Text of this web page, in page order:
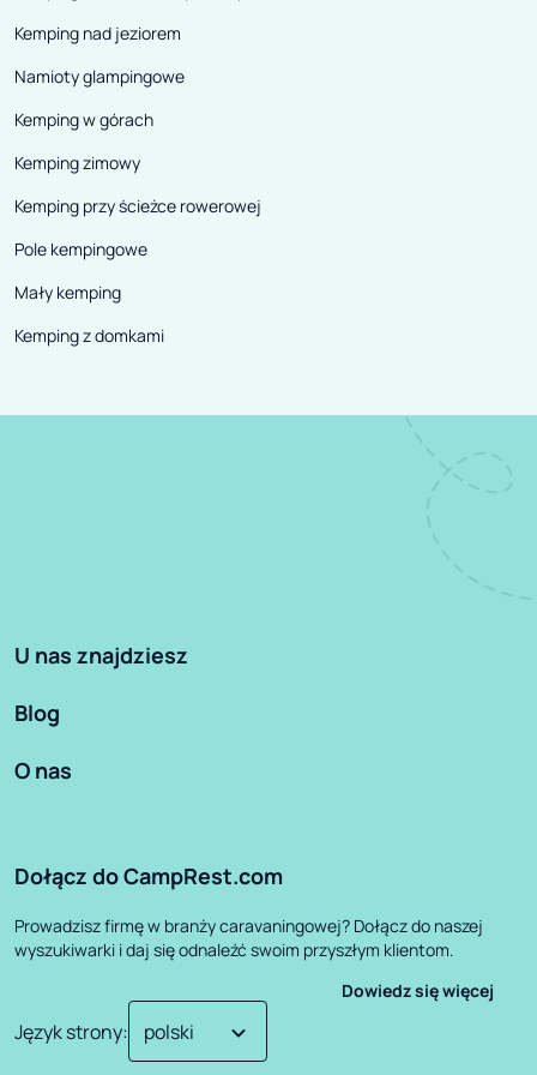
Kemping nad jeziorem
Namioty glampingowe
Kemping w górach
Kemping zimowy
Kemping przy ścieżce rowerowej
Pole kempingowe
Mały kemping
Kemping z domkami
U nas znajdziesz
Blog
O nas
Dołącz do CampRest.com
Prowadzisz firmę w branży caravaningowej? Dołącz do naszej
wyszukiwarki i daj się odnaleźć swoim przyszłym klientom.
Dowiedz się więcej
Język strony: